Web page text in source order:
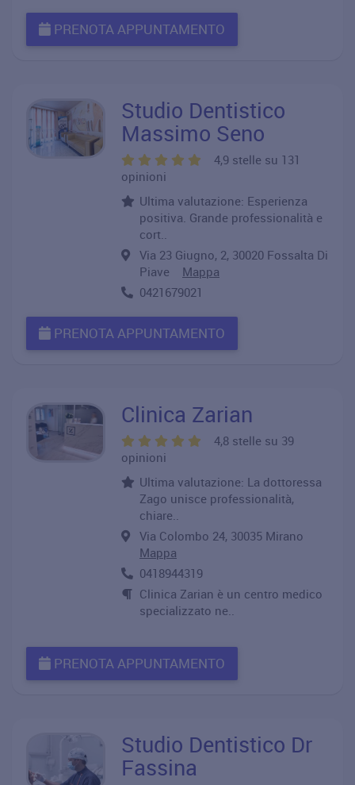
PRENOTA APPUNTAMENTO
Studio Dentistico
Massimo Seno
4,9 stelle su 131
opinioni
Ultima valutazione: Esperienza
positiva. Grande professionalità e
cort..
Via 23 Giugno, 2, 30020 Fossalta Di
Piave Mappa
0421679021
PRENOTA APPUNTAMENTO
Clinica Zarian
4,8 stelle su 39
opinioni
Ultima valutazione: La dottoressa
Zago unisce professionalità,
chiare..
Via Colombo 24, 30035 Mirano
Mappa
0418944319
Clinica Zarian è un centro medico
specializzato ne..
PRENOTA APPUNTAMENTO
Studio Dentistico Dr
Fassina